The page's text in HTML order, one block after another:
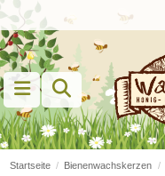
Startseite Bienenwachskerzen